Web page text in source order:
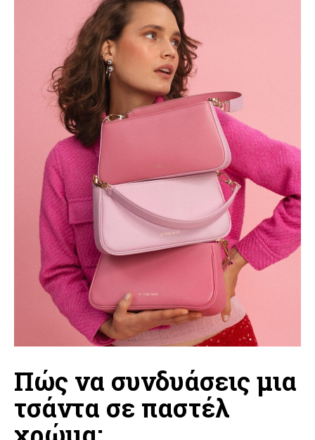
Πώς να συνδυάσεις μια
τσάντα σε παστέλ